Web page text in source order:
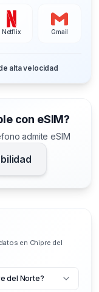
Netflix Gmail
alta velocidad
con eSIM?
admite eSIM
en Chipre del
del Norte?